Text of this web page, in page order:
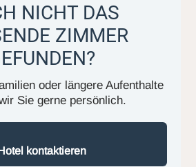
NICHT DAS
ZIMMER
oder längere Aufenthalte
Sie gerne persönlich.
kontaktieren